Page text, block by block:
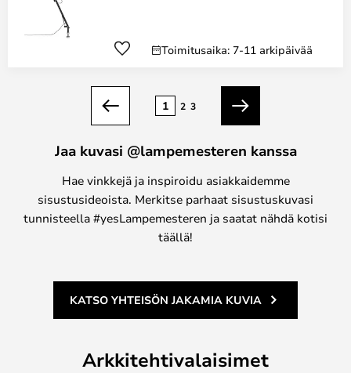
Toimitusaika: 7-11 arkipäivää
Edellinen
1 2 3
Seuraava
Jaa kuvasi @lampemesteren kanssa
Hae vinkkejä ja inspiroidu asiakkaidemme
sisustusideoista. Merkitse parhaat sisustuskuvasi
tunnisteella #yesLampemesteren ja saatat nähdä kotisi
täällä!
KATSO YHTEISÖN JAKAMIA KUVIA
Arkkitehtivalaisimet